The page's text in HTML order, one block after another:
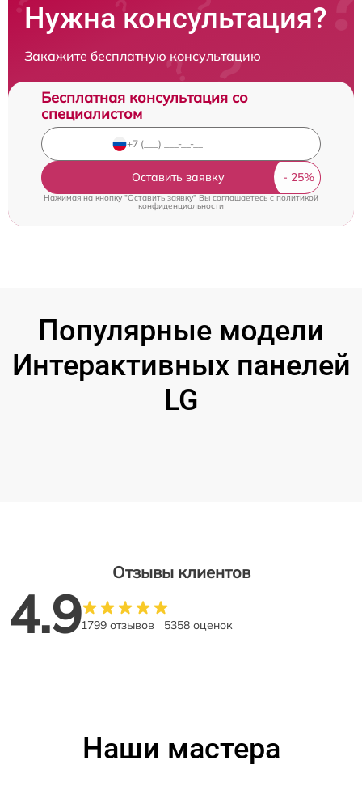
Нужна консультация?
Закажите бесплатную консультацию
Бесплатная консультация со
специалистом
Оставить заявку
Нажимая на кнопку "Оставить заявку" Вы соглашаетесь cполитикой
конфиденциальности
Популярные модели
Интерактивных панелей
LG
Отзывы клиентов
4.91799 отзывов 5358 оценок
Наши мастера